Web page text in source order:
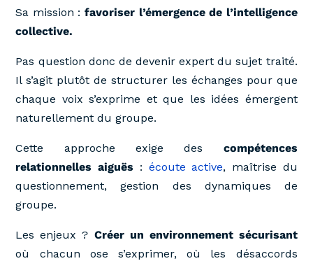
Sa mission : favoriser l’émergence de l’intelligence
collective.
Pas question donc de devenir expert du sujet traité.
Il s’agit plutôt de structurer les échanges pour que
chaque voix s’exprime et que les idées émergent
naturellement du groupe.
Cette approche exige des compétences
relationnelles aiguës : écoute active, maîtrise du
questionnement, gestion des dynamiques de
groupe.
Les enjeux ? Créer un environnement sécurisant
où chacun ose s’exprimer, où les désaccords